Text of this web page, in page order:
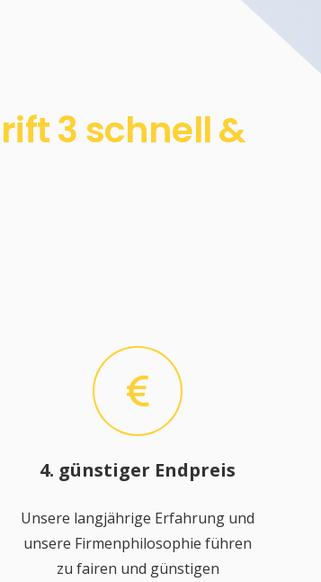
3 schnell &
4. günstiger Endpreis
Unsere langjährige Erfahrung und
unsere Firmenphilosophie führen
zu fairen und günstigen